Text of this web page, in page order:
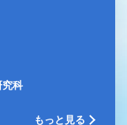
科
もっと見る